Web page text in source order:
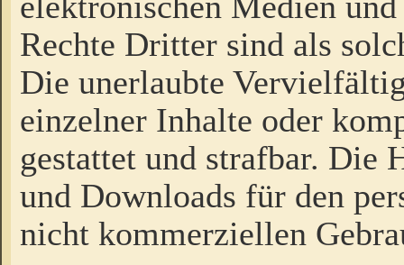
Rechte Dritter sind als
Die unerlaubte
einzelner Inhalte oder
gestattet und strafbar. Die
und Downloads für den
nicht kommerziellen